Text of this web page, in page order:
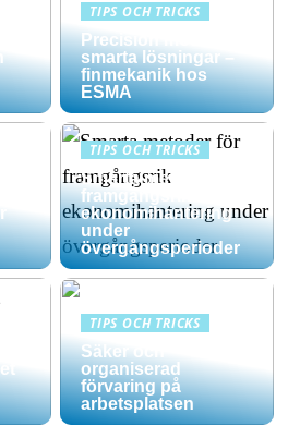
TIPS OCH TRICKS
Precision möter
smarta lösningar –
finmekanik hos
ESMA
TIPS OCH TRICKS
Smarta metoder för
framgångsrik
ekonomihantering
under
övergångsperioder
TIPS OCH TRICKS
Säker och
organiserad
förvaring på
arbetsplatsen